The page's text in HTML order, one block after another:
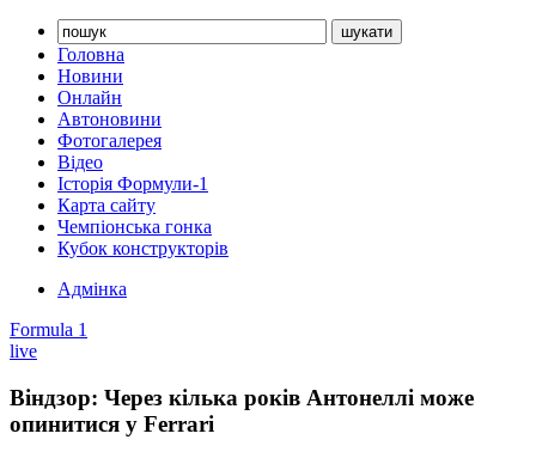
Головна
Новини
Онлайн
Автоновини
Фотогалерея
Відео
Історія Формули-1
Карта сайту
Чемпіонська гонка
Кубок конструкторів
Адмінка
Formula 1
live
Віндзор: Через кілька років Антонеллі може
опинитися у Ferrari